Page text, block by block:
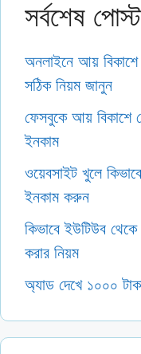
সর্বশেষ পোস্ট
অনলাইনে আয়
সঠিক নিয়ম জানুন
ফেসবুকে আয় বিকাশে
ইনকাম
ওয়েবসাইট খুলে
ইনকাম করুন
কিভাবে ইউটিউব
করার নিয়ম
অ্যাড দেখে ১০০০